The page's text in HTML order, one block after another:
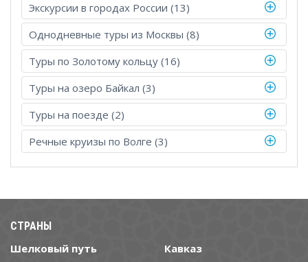
Экскурсии в городах России (13)
Однодневные туры из Москвы (8)
Туры по Золотому кольцу (16)
Туры на озеро Байкал (3)
Туры на поезде (2)
Речные круизы по Волге (3)
СТРАНЫ
Шелковый путь
Кавказ